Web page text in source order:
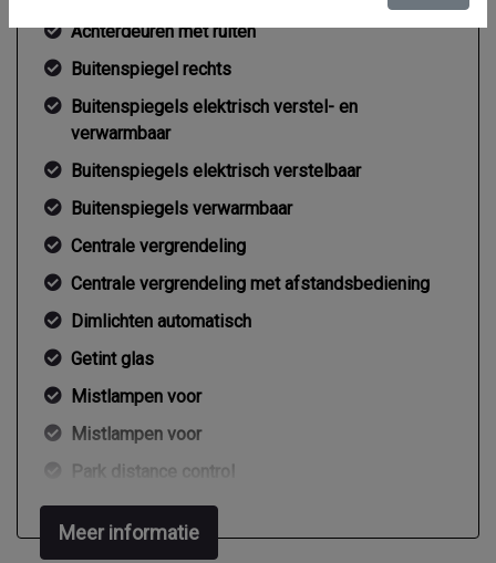
Achterdeuren met ruiten
Buitenspiegel rechts
Buitenspiegels elektrisch verstel- en
verwarmbaar
Buitenspiegels elektrisch verstelbaar
Buitenspiegels verwarmbaar
Centrale vergrendeling
Centrale vergrendeling met afstandsbediening
Dimlichten automatisch
Getint glas
Mistlampen voor
Mistlampen voor
Park distance control
Parkeersensor achter
Trekhaak
Meer informatie